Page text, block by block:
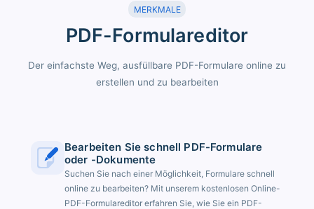
MERKMALE
PDF-Formulareditor
Der einfachste Weg, ausfüllbare PDF-Formulare online zu
erstellen und zu bearbeiten
Bearbeiten Sie schnell PDF-Formulare
oder -Dokumente
Suchen Sie nach einer Möglichkeit, Formulare schnell
online zu bearbeiten? Mit unserem kostenlosen Online-
PDF-Formulareditor erfahren Sie, wie Sie ein PDF-